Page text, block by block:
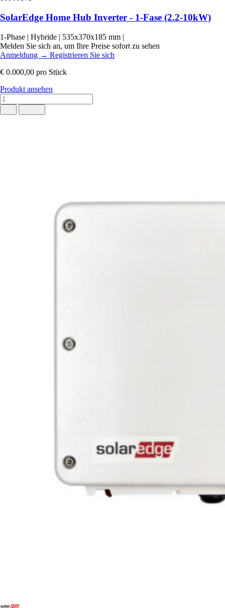
SolarEdge Home Hub Inverter - 1-Fase (2.2-10kW)
1-Phase | Hybride | 535x370x185 mm |
Melden Sie sich an, um Ihre Preise sofort zu sehen
Anmeldung → Registrieren Sie sich
€ 0.000,00 pro Stück
Produkt ansehen